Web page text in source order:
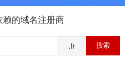
赖的域名注册商
.fr